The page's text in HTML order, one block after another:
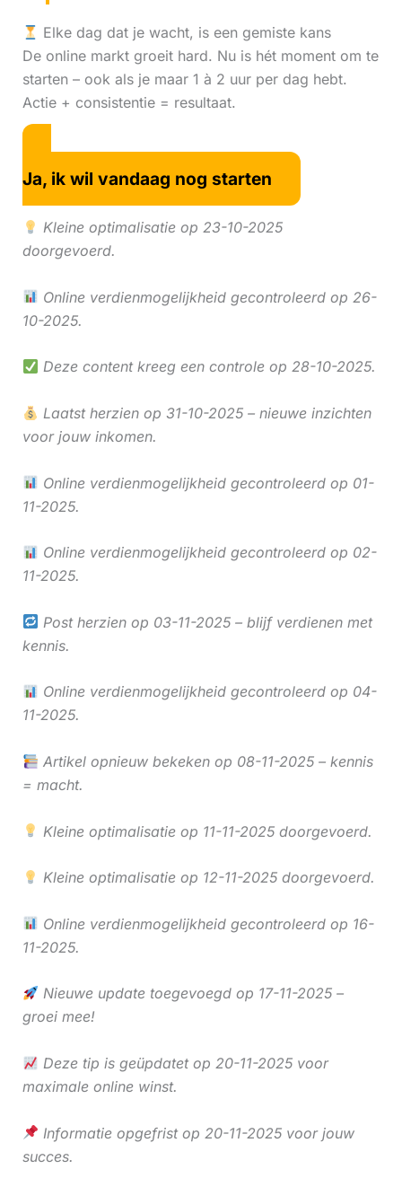
Elke dag dat je wacht, is een gemiste kans
De online markt groeit hard. Nu is hét moment om te
starten – ook als je maar 1 à 2 uur per dag hebt.
Actie + consistentie = resultaat.
Ja, ik wil vandaag nog starten
Kleine optimalisatie op 23-10-2025
doorgevoerd.
Online verdienmogelijkheid gecontroleerd op 26-
10-2025.
Deze content kreeg een controle op 28-10-2025.
Laatst herzien op 31-10-2025 – nieuwe inzichten
voor jouw inkomen.
Online verdienmogelijkheid gecontroleerd op 01-
11-2025.
Online verdienmogelijkheid gecontroleerd op 02-
11-2025.
Post herzien op 03-11-2025 – blijf verdienen met
kennis.
Online verdienmogelijkheid gecontroleerd op 04-
11-2025.
Artikel opnieuw bekeken op 08-11-2025 – kennis
= macht.
Kleine optimalisatie op 11-11-2025 doorgevoerd.
Kleine optimalisatie op 12-11-2025 doorgevoerd.
Online verdienmogelijkheid gecontroleerd op 16-
11-2025.
Nieuwe update toegevoegd op 17-11-2025 –
groei mee!
Deze tip is geüpdatet op 20-11-2025 voor
maximale online winst.
Informatie opgefrist op 20-11-2025 voor jouw
succes.